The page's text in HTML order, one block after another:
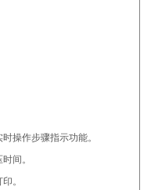
操作步骤指示功能。
间。
。